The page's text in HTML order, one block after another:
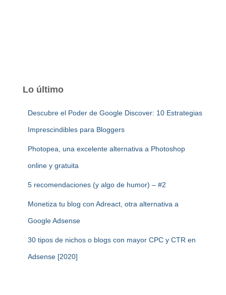
Lo último
Descubre el Poder de Google Discover: 10 Estrategias
Imprescindibles para Bloggers
Photopea, una excelente alternativa a Photoshop
online y gratuita
5 recomendaciones (y algo de humor) – #2
Monetiza tu blog con Adreact, otra alternativa a
Google Adsense
30 tipos de nichos o blogs con mayor CPC y CTR en
Adsense [2020]